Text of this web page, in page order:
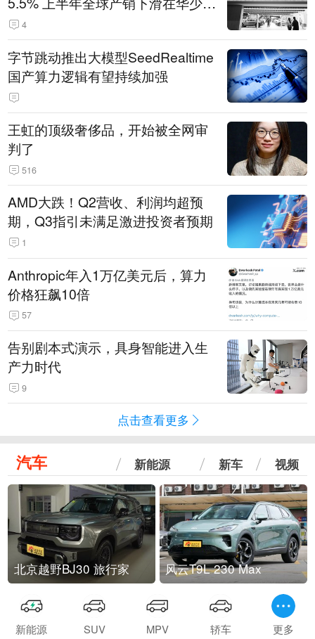
14.3万辆
4
字节跳动推出大模型SeedRealtime
国产算力逻辑有望持续加强
王虹的顶级奢侈品，开始被全网审
判了
516
AMD大跌！Q2营收、利润均超预
期，Q3指引未满足激进投资者预期
1
Anthropic年入1万亿美元后，算力
价格狂飙10倍
57
告别剧本式演示，具身智能进入生
产力时代
9
点击查看更多
汽车 新能源 新车 视频
北京越野BJ30 旅行家 风云T9L 230 Max
新能源 SUV MPV 轿车 更多